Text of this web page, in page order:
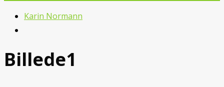
Karin Normann
Billede1